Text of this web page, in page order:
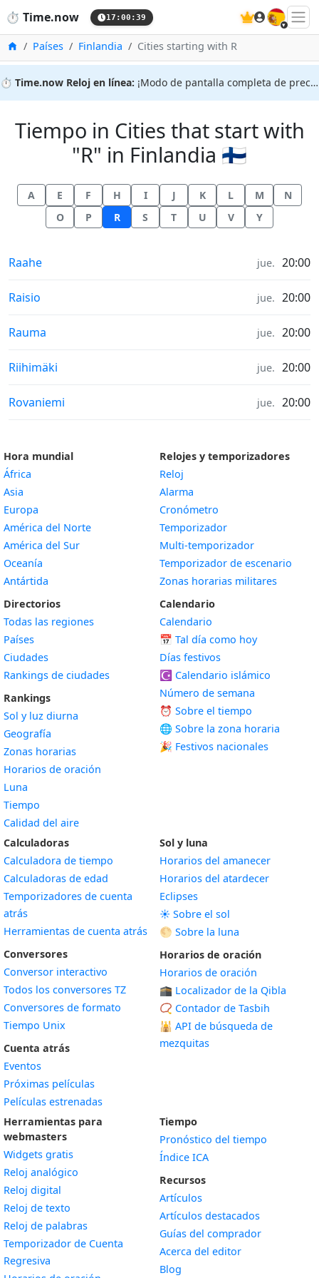
⏱️ Time.now 17:00:39 🇪🇸
InicioPaíses Finlandia Cities starting with R
⏱️ Time.now Reloj en línea: ¡Modo de pantalla completa de precisión!
Tiempo in Cities that start with
"R" in Finlandia 🇫🇮
A E F H I J K L M
N
O
P R S T U V Y
Tiempo in
Raahe jue. 20:00
Tiempo in
Raisio jue. 20:00
Tiempo in
Rauma jue. 20:00
Tiempo in
Riihimäki jue. 20:00
Tiempo in
Rovaniemi jue. 20:00
Hora mundial
África
Asia
Europa
América del Norte
América del Sur
Oceanía
Antártida
Directorios
Todas las regiones
Países
Ciudades
Rankings de ciudades
Rankings
Sol y luz diurna
Geografía
Zonas horarias
Horarios de oración
Luna
Tiempo
Calidad del aire
Relojes y temporizadores
Reloj
Alarma
Cronómetro
Temporizador
Multi-temporizador
Temporizador de escenario
Zonas horarias militares
Calendario
Calendario
📅 Tal día como hoy
Días festivos
☪️ Calendario islámico
Número de semana
⏰ Sobre el tiempo
🌐 Sobre la zona horaria
🎉 Festivos nacionales
Calculadoras
Calculadora de tiempo
Calculadoras de edad
Temporizadores de cuenta
atrás
Herramientas de cuenta atrás
Conversores
Conversor interactivo
Todos los conversores TZ
Conversores de formato
Tiempo Unix
Cuenta atrás
Eventos
Próximas películas
Películas estrenadas
Sol y luna
Horarios del amanecer
Horarios del atardecer
Eclipses
☀️ Sobre el sol
🌕 Sobre la luna
Horarios de oración
Horarios de oración
🕋 Localizador de la Qibla
📿 Contador de Tasbih
🕌 API de búsqueda de
mezquitas
Herramientas para
webmasters
Widgets gratis
Reloj analógico
Reloj digital
Reloj de texto
Reloj de palabras
Temporizador de Cuenta
Regresiva
Tiempo
Pronóstico del tiempo
Índice ICA
Recursos
Artículos
Artículos destacados
Guías del comprador
Acerca del editor
Blog